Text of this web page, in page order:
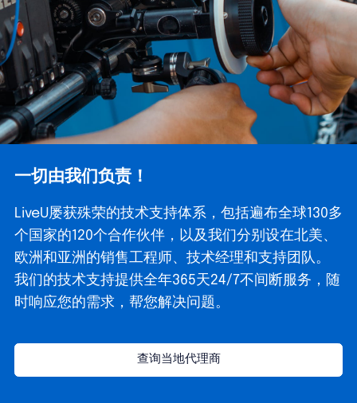
一切由我们负责！
LiveU屡获殊荣的技术支持体系，包括遍布全球130多
个国家的120个合作伙伴，以及我们分别设在北美、
欧洲和亚洲的销售工程师、技术经理和支持团队。
我们的技术支持提供全年365天24/7不间断服务，随
时响应您的需求，帮您解决问题。
查询当地代理商